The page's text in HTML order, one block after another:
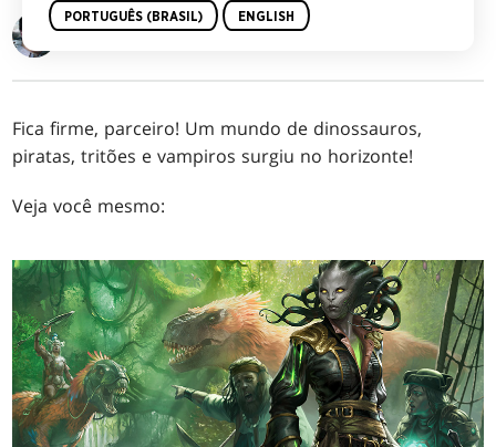
Gavin Verhey
Fica firme, parceiro! Um mundo de dinossauros,
piratas, tritões e vampiros surgiu no horizonte!
Veja você mesmo:
PORTUGUÊS (BRASIL) ENGLISH